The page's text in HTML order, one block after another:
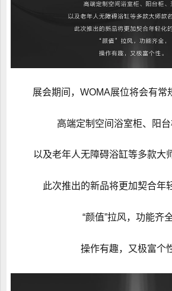
展会期间，WOMA展位将会有常
高端定制空间浴室柜、阳
以及老年人无障碍浴缸等多款大
此次推出的新品将更加契合年
“颜值”拉风，功能齐全
操作有趣，又极富个